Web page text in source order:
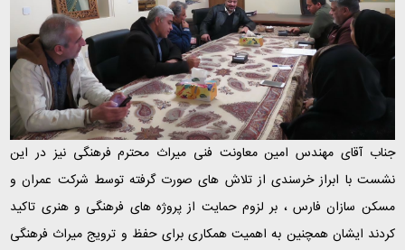
جناب آقای مهندس امین معاونت فنی میراث محترم فرهنگی نیز در این
نشست با ابراز خرسندی از تلاش های صورت گرفته توسط شرکت عمران و
مسکن سازان فارس ، بر لزوم حمایت از پروژه های فرهنگی و هنری تاکید
کردند ایشان همچنین به اهمیت همکاری برای حفظ و ترویج میراث فرهنگی